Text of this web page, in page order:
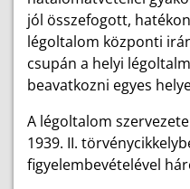
jól összefogott,
légoltalom központi
csupán a helyi
beavatkozni egyes
A légoltalom
1939. II.
figyelembevételével